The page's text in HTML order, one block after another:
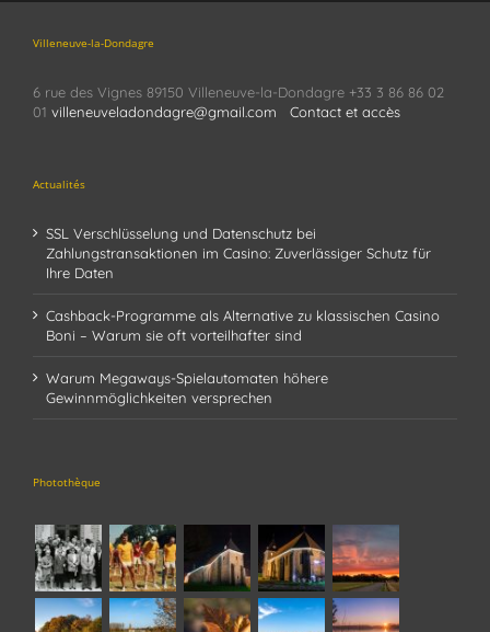
Villeneuve-la-Dondagre
6 rue des Vignes 89150 Villeneuve-la-Dondagre +33 3 86 86 02
01 villeneuveladondagre@gmail.com Contact et accès
Actualités
SSL Verschlüsselung und Datenschutz bei
Zahlungstransaktionen im Casino: Zuverlässiger Schutz für
Ihre Daten
Cashback-Programme als Alternative zu klassischen Casino
Boni – Warum sie oft vorteilhafter sind
Warum Megaways-Spielautomaten höhere
Gewinnmöglichkeiten versprechen
Photothèque